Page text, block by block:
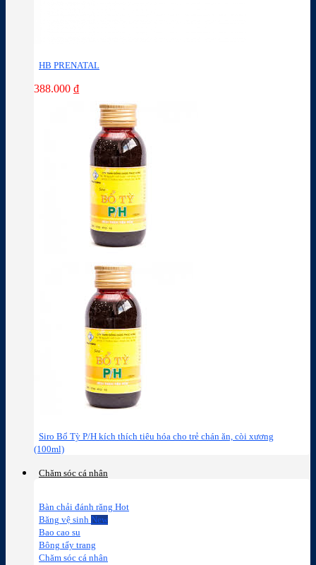
HB PRENATAL
388.000 ₫
Siro Bổ Tỳ P/H kích thích tiêu hóa cho trẻ chán ăn, còi xương
(100ml)
Chăm sóc cá nhân
Bàn chải đánh răng
Băng vệ sinh
Bao cao su
Bông tẩy trang
Chăm sóc cá nhân